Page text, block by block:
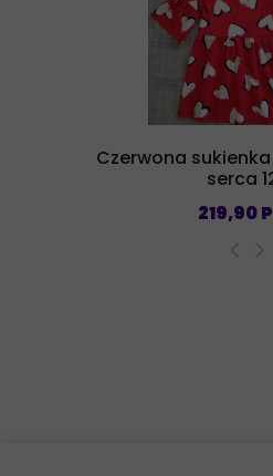
Czerwona
serca
219,90